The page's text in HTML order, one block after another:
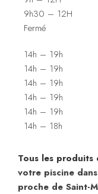
9h30 – 12H
Fermé
14h – 19h
14h – 19h
14h – 19h
14h – 19h
14h – 19h
14h – 18h
Tous les produits
votre piscine
proche de Saint-